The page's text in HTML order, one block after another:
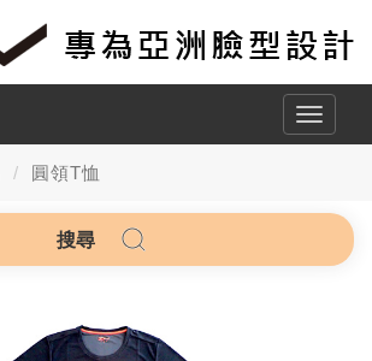
Toggle
圓領T恤
搜尋